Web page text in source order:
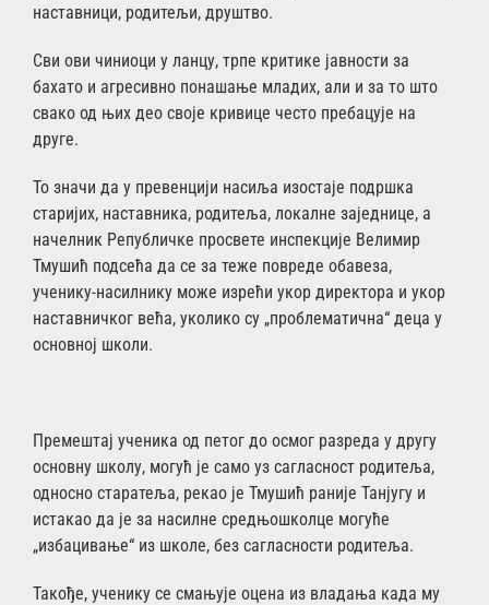
наставници, родитељи, друштво.
Сви ови чиниоци у ланцу, трпе критике јавности за
бахато и агресивно понашање младих, али и за то што
свако од њих део своје кривице често пребацује на
друге.
То значи да у превенцији насиља изостаје подршка
старијих, наставника, родитеља, локалне заједнице, а
начелник Републичке просвете инспекције Велимир
Тмушић подсећа да се за теже повреде обавеза,
ученику-насилнику може изрећи укор директора и укор
наставничког већа, уколико су „проблематична“ деца у
основној школи.
Премештај ученика од петог до осмог разреда у другу
основну школу, могућ је само уз сагласност родитеља,
односно старатеља, рекао је Тмушић раније Танјугу и
истакао да је за насилне средњошколце могуће
„избацивање“ из школе, без сагласности родитеља.
Такође, ученику се смањује оцена из владања када му